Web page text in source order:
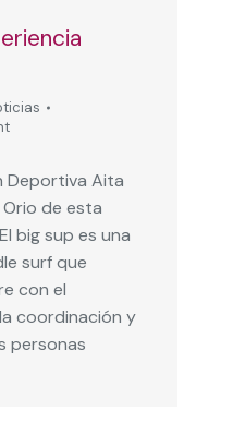
Deportiva Aita
de esta
big sup es una
surf que
con el
coordinación y
personas